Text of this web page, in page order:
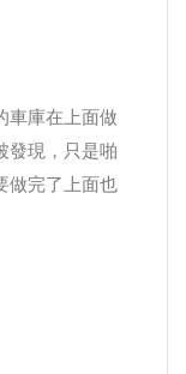
車庫在上面做
發現，只是啪
做完了上面也